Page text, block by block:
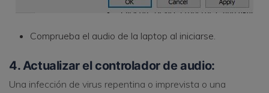
Comprueba el audio de la laptop al iniciarse.
4. Actualizar el controlador de audio:
Una infección de virus repentina o imprevista o una